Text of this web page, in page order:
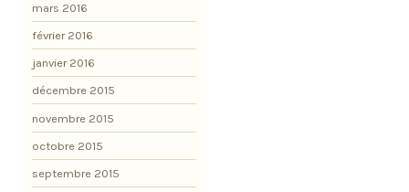
mars 2016
février 2016
janvier 2016
décembre 2015
novembre 2015
octobre 2015
septembre 2015